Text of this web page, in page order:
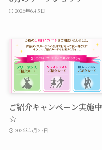
2026年6月5日
ご紹介キャンペーン実施中
☆
2026年5月27日